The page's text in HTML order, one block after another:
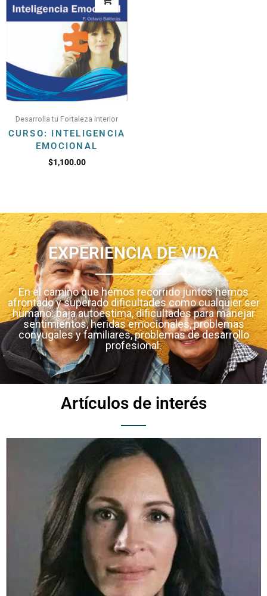
Desarrolla tu Fortaleza Interior
CURSO: INTELIGENCIA
EMOCIONAL
$1,100.00
EXPERIENCIA DE VIDA
En el camino que hemos recorrido juntos hemos
afrontado y superado dificultades como cualquier ser
humano: baja autoestima, dificultades para manejar
sentimientos, heridas emocionales, problemas
conyugales y familiares, problemas de desarrollo
profesional.
Artículos de interés